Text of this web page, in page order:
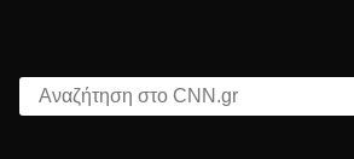
Αναζήτηση στο CNN.gr